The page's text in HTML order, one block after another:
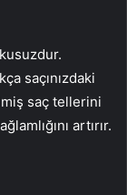
saçınızdaki
saç tellerini
artırır.